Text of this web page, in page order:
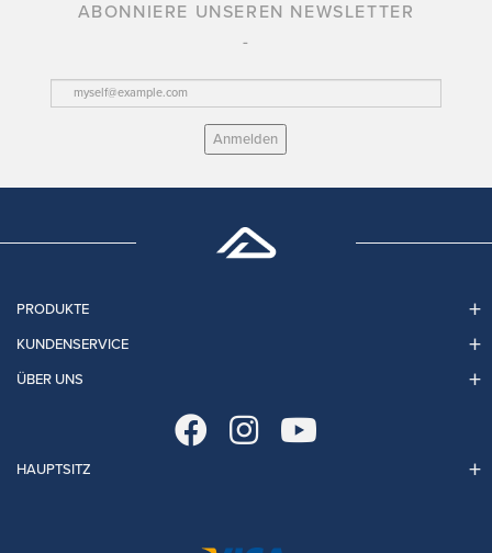
ABONNIERE UNSEREN NEWSLETTER
Anmelden
PRODUKTE
KUNDENSERVICE
ÜBER UNS
HAUPTSITZ